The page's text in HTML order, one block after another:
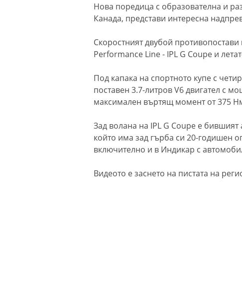
Нова поредица с образователна и
Канада, представи интересна
Скоростният двубой
Performance Linе - IPL G Coupe и
Под капака на спортното купе с
поставен 3.7-литров V6 двигател с
максимален въртящ момент от 375
Зад волана на IPL G Coupe е
който има зад гърба си 20-годишен
включително и в Индикар с
Видеото е заснето на пистата на